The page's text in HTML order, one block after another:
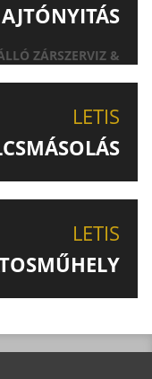
ZÁRSZERVIZ &
LETIS
LETIS